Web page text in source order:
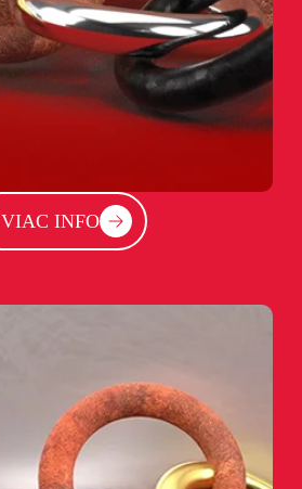
VIAC INFO